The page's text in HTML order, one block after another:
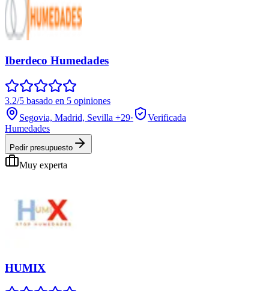
Iberdeco Humedades
3.2/5 basado en 5 opiniones
Segovia, Madrid, Sevilla +29·
Verificada
Humedades
Pedir presupuesto
Muy experta
HUMIX